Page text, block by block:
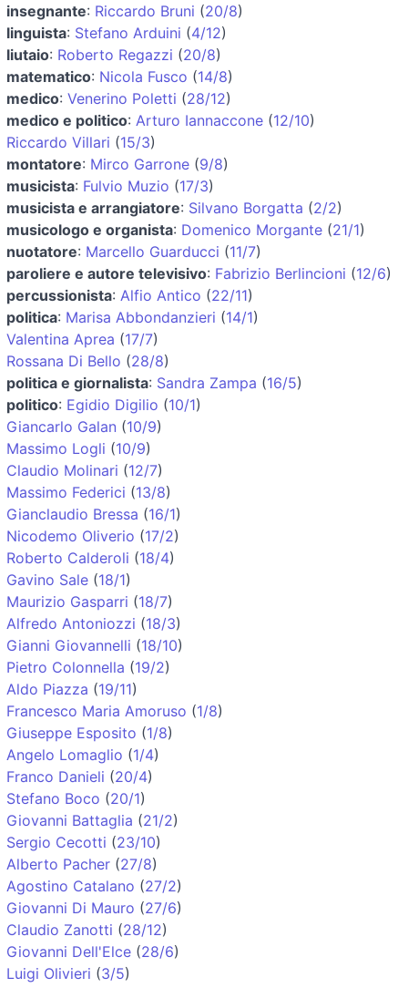
insegnante: Riccardo Bruni (20/8)
linguista: Stefano Arduini (4/12)
liutaio: Roberto Regazzi (20/8)
matematico: Nicola Fusco (14/8)
medico: Venerino Poletti (28/12)
medico e politico: Arturo Iannaccone (12/10)
Riccardo Villari (15/3)
montatore: Mirco Garrone (9/8)
musicista: Fulvio Muzio (17/3)
musicista e arrangiatore: Silvano Borgatta (2/2)
musicologo e organista: Domenico Morgante (21/1)
nuotatore: Marcello Guarducci (11/7)
paroliere e autore televisivo: Fabrizio Berlincioni (12/6)
percussionista: Alfio Antico (22/11)
politica: Marisa Abbondanzieri (14/1)
Valentina Aprea (17/7)
Rossana Di Bello (28/8)
politica e giornalista: Sandra Zampa (16/5)
politico: Egidio Digilio (10/1)
Giancarlo Galan (10/9)
Massimo Logli (10/9)
Claudio Molinari (12/7)
Massimo Federici (13/8)
Gianclaudio Bressa (16/1)
Nicodemo Oliverio (17/2)
Roberto Calderoli (18/4)
Gavino Sale (18/1)
Maurizio Gasparri (18/7)
Alfredo Antoniozzi (18/3)
Gianni Giovannelli (18/10)
Pietro Colonnella (19/2)
Aldo Piazza (19/11)
Francesco Maria Amoruso (1/8)
Giuseppe Esposito (1/8)
Angelo Lomaglio (1/4)
Franco Danieli (20/4)
Stefano Boco (20/1)
Giovanni Battaglia (21/2)
Sergio Cecotti (23/10)
Alberto Pacher (27/8)
Agostino Catalano (27/2)
Giovanni Di Mauro (27/6)
Claudio Zanotti (28/12)
Giovanni Dell'Elce (28/6)
Luigi Olivieri (3/5)